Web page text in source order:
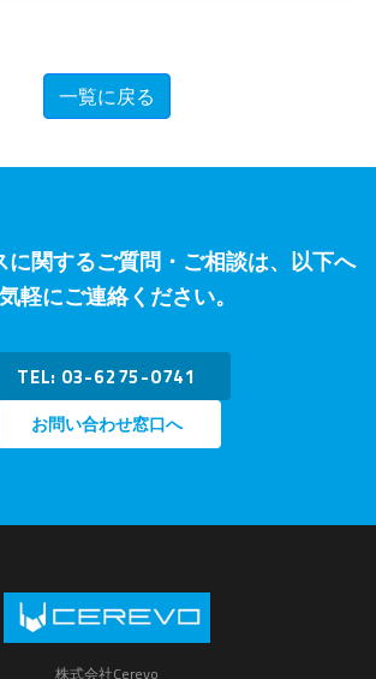
一覧に戻る
に関するご質問・ご相談は、以下へ
軽にご連絡ください。
TEL: 03-6275-0741
お問い合わせ窓口へ
株式会社Cerevo